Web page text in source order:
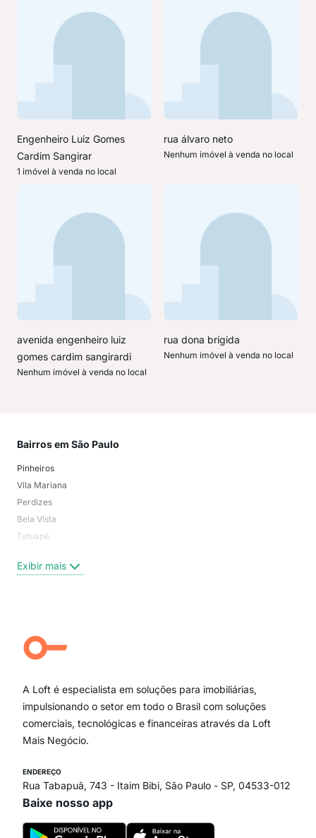
Engenheiro Luiz Gomes
Cardim Sangirar
1 imóvel à venda no local
rua álvaro neto
Nenhum imóvel à venda no local
avenida engenheiro luiz
gomes cardim sangirardi
Nenhum imóvel à venda no local
rua dona brígida
Nenhum imóvel à venda no local
Bairros em São Paulo
Pinheiros
Vila Mariana
Perdizes
Bela Vista
Tatuapé
Centro
Campo Belo
Ipiranga
Paraíso
Itaim Bibi
Exibir mais
A Loft é especialista em soluções para imobiliárias,
impulsionando o setor em todo o Brasil com soluções
comerciais, tecnológicas e financeiras através da Loft
Mais Negócio.
ENDEREÇO
Rua Tabapuã, 743 - Itaim Bibi, São Paulo - SP, 04533-012
Baixe nosso app